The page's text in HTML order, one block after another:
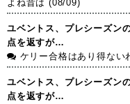
よね昔は (08/09)
ユベントス、プレシーズン
点を返すが…
ケリー合格はあり得ない
ユベントス、プレシーズン
点を返すが…